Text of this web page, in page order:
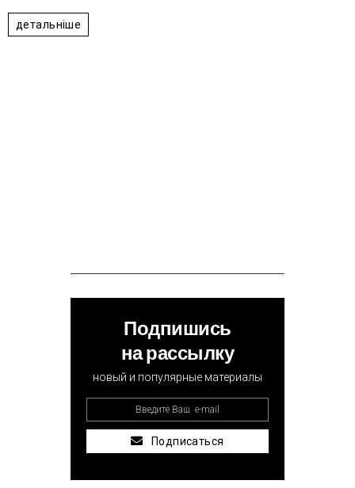
детальніше
Подпишись
на рассылку
новый и популярные материалы
Подписаться